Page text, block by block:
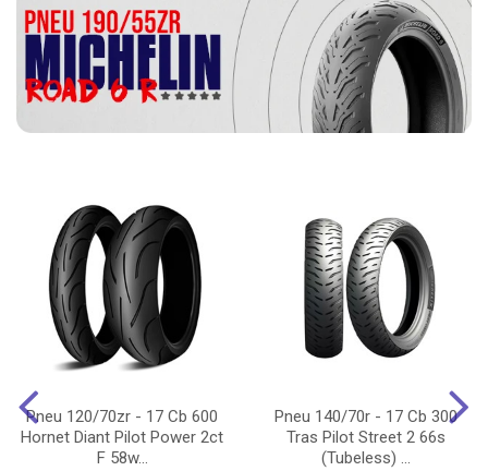
Pneu 120/70zr - 17 Cb 600
Hornet Diant Pilot Power 2ct
F 58w...
Pneu 140/70r - 17 Cb 300
Tras Pilot Street 2 66s
(Tubeless) ...